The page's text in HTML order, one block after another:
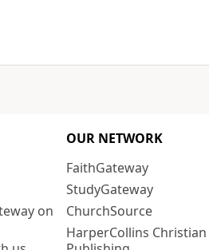
on
OUR NETWORK
FaithGateway
StudyGateway
ChurchSource
HarperCollins Christian